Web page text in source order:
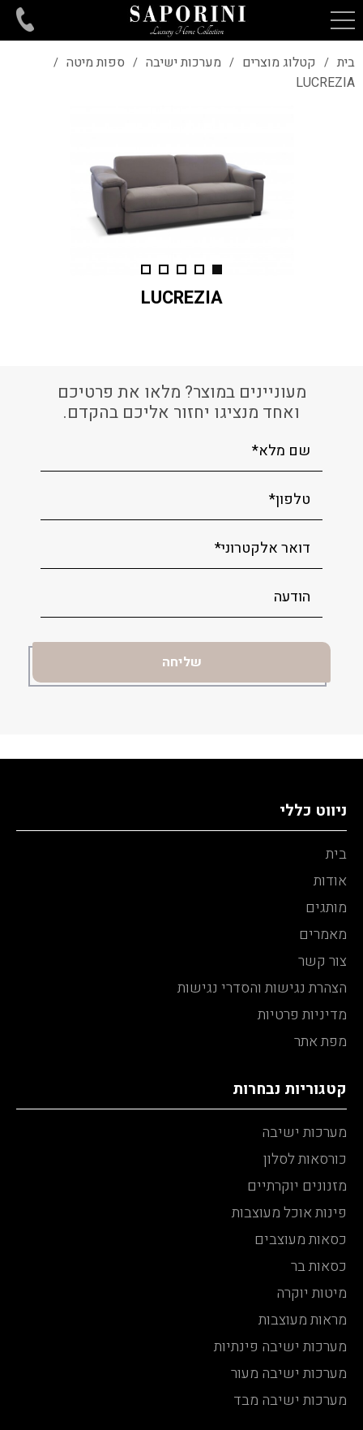
בית / קטלוג מוצרים / מערכות ישיבה / ספות מיטה /
LUCREZIA
LUCREZIA
מעוניינים במוצר? מלאו את פרטיכם
ואחד מנציגו יחזור אליכם בהקדם.
ניווט כללי
בית
אודות
מותגים
מאמרים
צור קשר
הצהרת נגישות והסדרי נגישות
מדיניות פרטיות
מפת אתר
קטגוריות נבחרות
מערכות ישיבה
כורסאות לסלון
מזנונים יוקרתיים
פינות אוכל מעוצבות
כסאות מעוצבים
כסאות בר
מיטות יוקרה
מראות מעוצבות
מערכות ישיבה פינתיות
מערכות ישיבה מעור
מערכות ישיבה מבד